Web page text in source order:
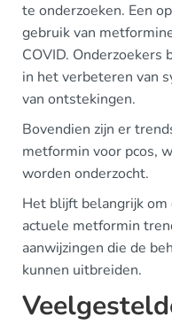
te onderzoeken. Een
gebruik van
COVID. Onderzoekers
in het verbeteren van
van ontstekingen.
Bovendien zijn er
metformin voor pcos,
worden onderzocht.
Het blijft belangrijk om
actuele metformin
aanwijzingen die de
kunnen uitbreiden.